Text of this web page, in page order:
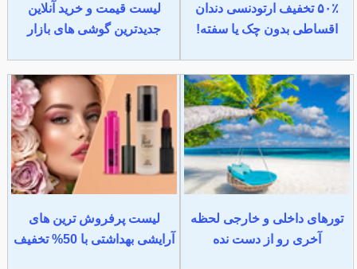
۵۰٪ تخفیف ارتودنسی دندان
اقساطی بدون چک یا سفته!
لیست قیمت و خرید آنلاین
جدیدترین گوشی های بازار
تورهای داخلی و خارجی لحظه
آخری رو از دست نده
لیست پرفروش ترین های
آرایشی بهداشتی با 50% تخفیف